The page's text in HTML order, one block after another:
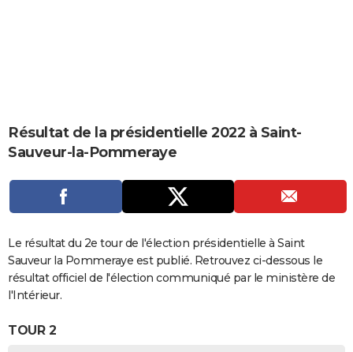
DICTIONNAIRE
PROGRAMME TV
COPAINS D'AVANT
S'inscrire
Se connecter
Lycées
Collèges
Primaires
Universités
Entreprises
Service militaire
Avis de recherche
AVIS DE DÉCÈS
FORUM
Bricolage
Lifestyle
Culture
Sport
Auto
Television
Voyage
Cinema
Résultat de la présidentielle 2022 à Saint-
Sauveur-la-Pommeraye
Le résultat du 2e tour de l'élection présidentielle à Saint
Sauveur la Pommeraye est publié. Retrouvez ci-dessous le
résultat officiel de l'élection communiqué par le ministère de
l'Intérieur.
TOUR 2